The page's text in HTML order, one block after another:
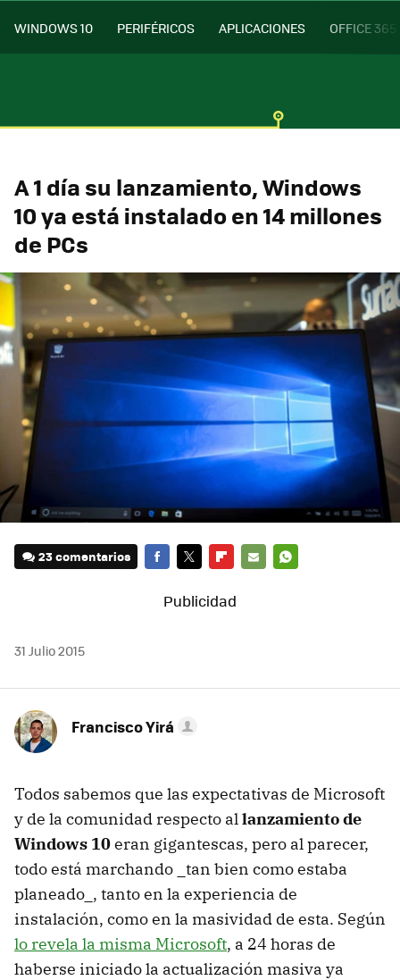
WINDOWS 10 PERIFÉRICOS APLICACIONES OFFICE 365
A 1 día su lanzamiento, Windows
10 ya está instalado en 14 millones
de PCs
23 comentarios
31 Julio 2015
Francisco Yirá
Todos sabemos que las expectativas de Microsoft
y de la comunidad respecto allanzamiento de
Windows 10eran gigantescas, pero al parecer,
todo está marchando _tan bien como estaba
planeado_, tanto en la experiencia de
instalación, como en la masividad de esta. Según
lo revela la misma Microsoft, a 24 horas de
haberse iniciado la actualización masiva ya